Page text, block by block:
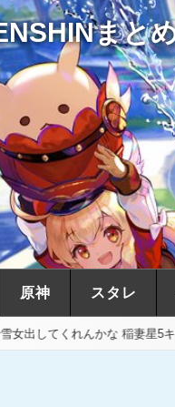
まと
原神 スタレ
稲妻星5キャラで氷欲15時間前